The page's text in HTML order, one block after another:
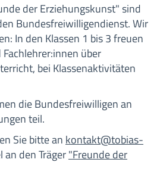
der Erziehungskunst" sind
Bundesfreiwilligendienst. Wir
In den Klassen 1 bis 3 freuen
über
bei Klassenaktivitäten
die Bundesfreiwilligen an
teil.
Sie bitte an kontakt@tobias-
an den Träger"Freunde der